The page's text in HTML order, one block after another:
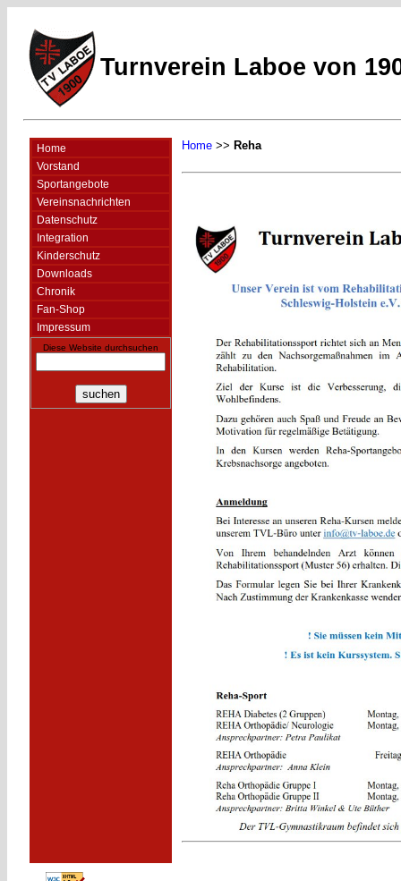
Turnverein Laboe von
Home
Vorstand
Sportangebote
Vereinsnachrichten
Datenschutz
Integration
Kinderschutz
Downloads
Chronik
Fan-Shop
Impressum
Diese Website durchsuchen
Home >> Reha